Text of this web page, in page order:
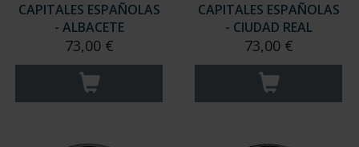
CAPITALES ESPAÑOLAS
- ALBACETE
73,00 €
CAPITALES ESPAÑOLAS
- CIUDAD REAL
73,00 €